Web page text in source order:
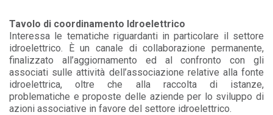
Tavolo di coordinamento Idroelettrico
Interessa le tematiche riguardanti in particolare il settore
idroelettrico. È un canale di collaborazione permanente,
finalizzato all’aggiornamento ed al confronto con gli
associati sulle attività dell’associazione relative alla fonte
idroelettrica, oltre che alla raccolta di istanze,
problematiche e proposte delle aziende per lo sviluppo di
azioni associative in favore del settore idroelettrico.